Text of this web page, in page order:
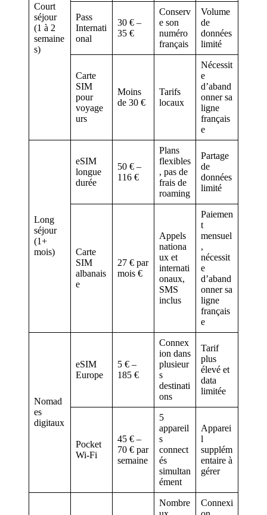
Court
séjour
(1 à 2
semaine
s)
Pass
Internati
onal
30 € –
35 €
Conserv
e son
numéro
français
Volume
de
données
limité
Carte
SIM
pour
voyage
urs
Moins
de 30 €
Tarifs
locaux
Nécessit
e
d’aband
onner sa
ligne
français
e
Long
séjour
(1+
mois)
eSIM
longue
durée
50 € –
116 €
Plans
flexibles
, pas de
frais de
roaming
Partage
de
données
limité
Carte
SIM
albanais
e
27 € par
mois €
Appels
nationa
ux et
internati
onaux,
SMS
inclus
Paiemen
t
mensuel
,
nécessit
e
d’aband
onner sa
ligne
français
e
Nomad
es
digitaux
eSIM
Europe
5 € –
185 €
Connex
ion dans
plusieur
s
destinati
ons
Tarif
plus
élevé et
data
limitée
Pocket
Wi-Fi
45 € –
70 € par
semaine
5
appareil
s
connect
és
simultan
ément
Apparei
l
supplém
entaire à
gérer
Nombre
Connexi